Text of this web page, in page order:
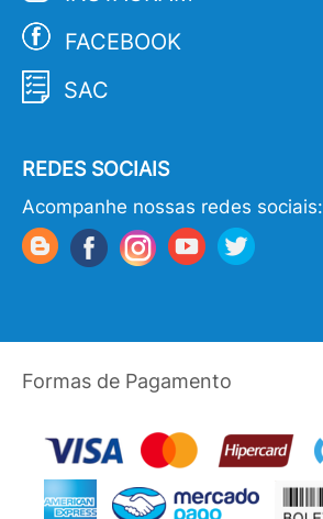
FACEBOOK
SAC
REDES SOCIAIS
Acompanhe nossas redes sociais:
Formas de Pagamento